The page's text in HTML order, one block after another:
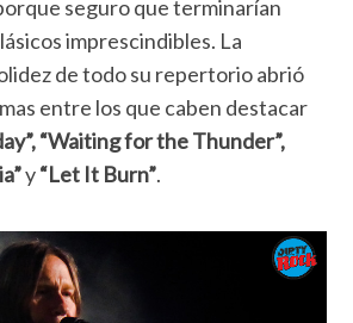
seguro que terminarían
imprescindibles. La
de todo su repertorio abrió
entre los que caben destacar
“Waiting for the Thunder”,
y“Let It Burn”.